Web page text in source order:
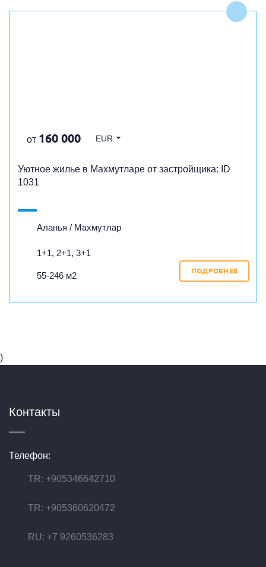
от 160 000 EUR
Уютное жилье в Махмутларе от застройщика: ID
1031
Аланья / Махмутлар
1+1, 2+1, 3+1
55-246 м2 ПОДРОБНЕЕ
)
Контакты
Телефон:
TR: +905346642710
TR: +905360620472
RU: +7 9260536283